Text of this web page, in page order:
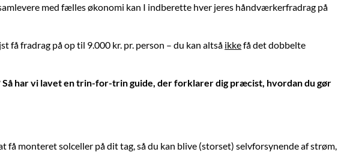
med fælles økonomi kan I indberette hver jeres håndværkerfradrag på
få fradrag på op til 9.000 kr. pr. person – du kan altså ikkefå det dobbelte
har vi lavet en trin-for-trin guide, der forklarer dig præcist, hvordan du gør
få monteret solceller på dit tag, så du kan blive (storset) selvforsynende af strøm,